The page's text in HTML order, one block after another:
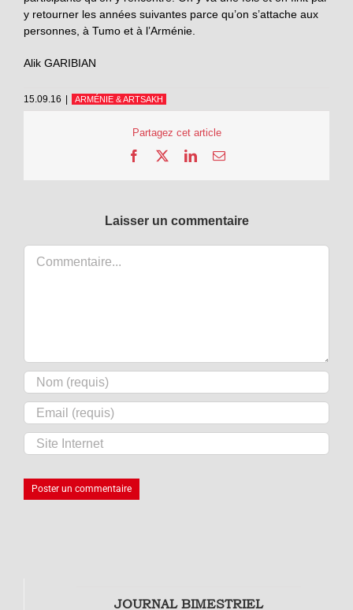
y retourner les années suivantes parce qu’on s’attache aux
personnes, à Tumo et à l’Arménie.
Alik GARIBIAN
15.09.16 | ARMÉNIE & ARTSAKH
Partagez cet article
Facebook LinkedInEmail
Laisser un commentaire
Commentaire
JOURNAL BIMESTRIEL